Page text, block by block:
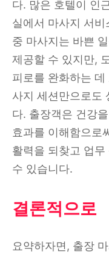
다. 많은 호텔이 인
실에서 마사지 서
중 마사지는 바쁜
제공할 수 있지만,
피로를 완화하는
사지 세션만으로도
다. 출장객은 건강
효과를 이해함으로
활력을 되찾고 업
수 있습니다.
결론적으로
요약하자면, 출장